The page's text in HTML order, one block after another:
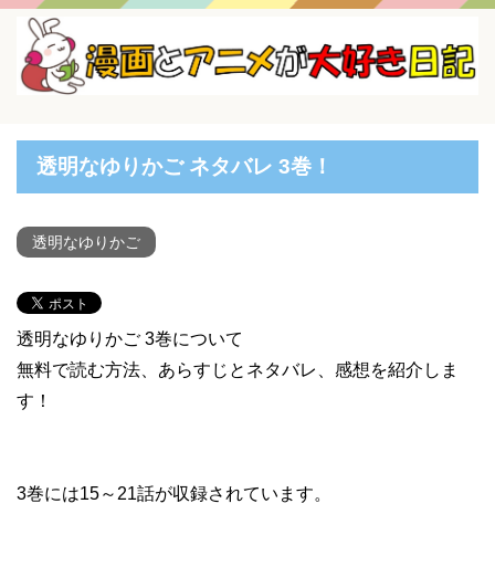
透明なゆりかご ネタバレ 3巻！
透明なゆりかご
透明なゆりかご 3巻について
無料で読む方法、あらすじとネタバレ、感想を紹介しま
す！
3巻には15～21話が収録されています。